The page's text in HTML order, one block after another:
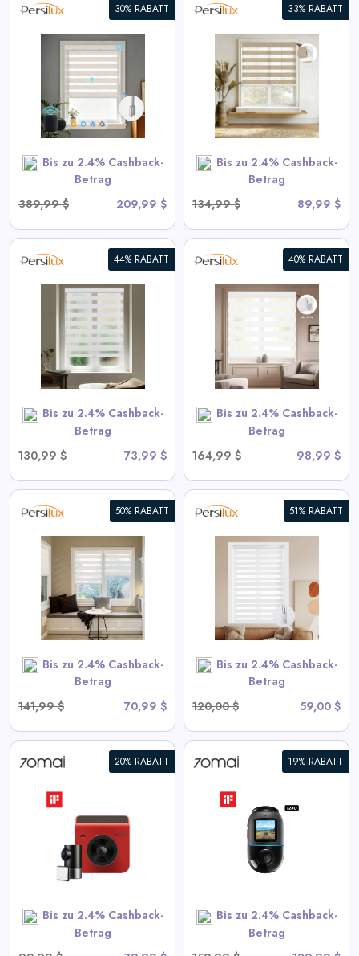
30% RABATT
Bis zu 2.4% Cashback-
Betrag
389,99 $
209,99 $
33% RABATT
Bis zu 2.4% Cashback-
Betrag
134,99 $
89,99 $
Keine Bohrung Keine
Werkzeuge Verina Zebra
Jalousien
View All Persilux Deals
SHOP NOW
44% RABATT
Bis zu 2.4% Cashback-
Betrag
130,99 $
73,99 $
40% RABATT
Bis zu 2.4% Cashback-
Betrag
164,99 $
98,99 $
Zebra-Vorhänge ohne Bohren
und Werkzeuge
View All Persilux Deals
SHOP NOW
50% RABATT
Bis zu 2.4% Cashback-
Betrag
141,99 $
70,99 $
51% RABATT
Bis zu 2.4% Cashback-
Betrag
120,00 $
59,00 $
Persilux Anpassbare
Lichtsteuerung Zebra-Jalousien
- Weiß
View All Persilux Deals
SHOP NOW
20% RABATT
Bis zu 2.4% Cashback-
Betrag
19% RABATT
Bis zu 2.4% Cashback-
Betrag
70mai Dash Cam Omni 360°
Vollansicht mit integriertem
eMMC, KI-Erkennung & 4G
LTE-Unterstützung
View All 70mai Deals
SHOP NOW